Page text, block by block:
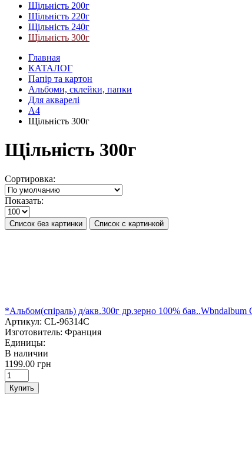
Щільність 200г
Щільність 220г
Щільність 240г
Щільність 300г
Главная
КАТАЛОГ
Папір та картон
Альбоми, склейки, папки
Для акварелі
А4
Щільність 300г
Щільність 300г
Сортировка:
Показать:
Список без картинки Список с картинкой
*Альбом(спіраль) д/акв.300г др.зерно 100% бав..Wbndalbum
Артикул: CL-96314C
Изготовитель: Франция
Единицы:
В наличии
1199.00 грн
Купить